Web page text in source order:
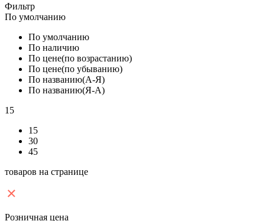
Фильтр
По умолчанию
По умолчанию
По наличию
По цене(по возрастанию)
По цене(по убыванию)
По названию(А-Я)
По названию(Я-А)
15
15
30
45
товаров на странице
Розничная цена